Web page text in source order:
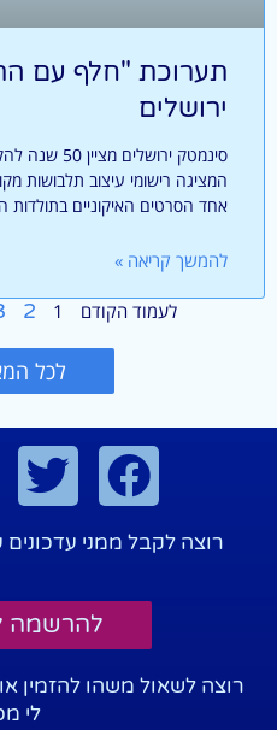
תערוכת "חלף עם
ירושלים
סינמטק
המציגה רישומי עיצוב תלבושות
אחד הסרטים האיקוניים בתולדות
להמשך קריאה »
לעמוד הקודם 1
2
לכל
רוצה לקבל ממני
להרשמה
רוצה לשאול משהו להזמין
לי